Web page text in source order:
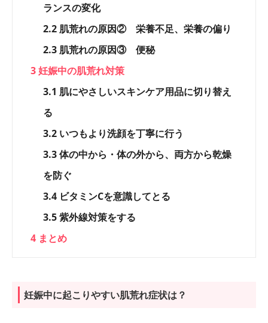
ランスの変化
2.2 肌荒れの原因② 栄養不足、栄養の偏り
2.3 肌荒れの原因③ 便秘
3妊娠中の肌荒れ対策
3.1 肌にやさしいスキンケア用品に切り替え
る
3.2 いつもより洗顔を丁寧に行う
3.3体の中から・体の外から、両方から乾燥
を防ぐ
3.4 ビタミンCを意識してとる
3.5紫外線対策をする
4 まとめ
妊娠中に起こりやすい肌荒れ症状は？